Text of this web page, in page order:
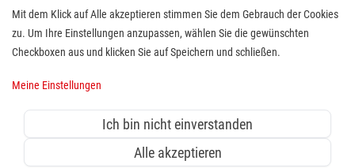
Examen/auch ohne
Berufsabschluss
Standort(e):
für die ambulante Pflege inHamburg Rissen
Verstärkung in Teilzeit oder auf Basis einer
geringfügigen Beschäftigung.
Mit dem Klick auf Alle akzeptieren stimmen Sie dem Gebrauch der Cookies
zu. Um Ihre Einstellungen anzupassen, wählen Sie die gewünschten
Checkboxen aus und klicken Sie auf Speichern und schließen.
Meine Einstellungen
Ich bin nicht einverstanden
Alle akzeptieren